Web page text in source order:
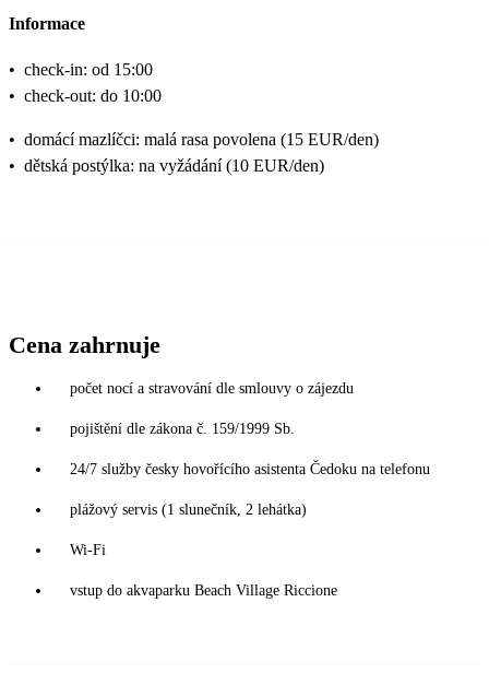
Informace
• check-in: od 15:00
• check-out: do 10:00
• domácí mazlíčci: malá rasa povolena (15 EUR/den)
• dětská postýlka: na vyžádání (10 EUR/den)
Cena zahrnuje
počet nocí a stravování dle smlouvy o zájezdu
pojištění dle zákona č. 159/1999 Sb.
24/7 služby česky hovořícího asistenta Čedoku na telefonu
plážový servis (1 slunečník, 2 lehátka)
Wi-Fi
vstup do akvaparku Beach Village Riccione